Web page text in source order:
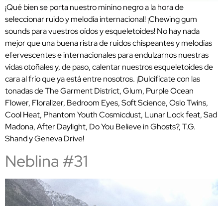
¡Qué bien se porta nuestro minino negro a la hora de
seleccionar ruido y melodía internacional! ¡Chewing gum
sounds para vuestros oídos y esqueletoides! No hay nada
mejor que una buena ristra de ruidos chispeantes y melodías
efervescentes e internacionales para endulzarnos nuestras
vidas otoñales y, de paso, calentar nuestros esqueletoides de
cara al frío que ya está entre nosotros. ¡Dulcifícate con las
tonadas de The Garment District, Glum, Purple Ocean
Flower, Floralizer, Bedroom Eyes, Soft Science, Oslo Twins,
Cool Heat, Phantom Youth Cosmicdust, Lunar Lock feat, Sad
Madona, After Daylight, Do You Believe in Ghosts?, T.G.
Shand y Geneva Drive!
Neblina #31